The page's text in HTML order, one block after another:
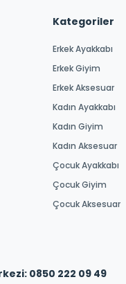
Kategoriler
Erkek Ayakkabı
Erkek Giyim
Erkek Aksesuar
Kadın Ayakkabı
Kadın Giyim
Kadın Aksesuar
Çocuk Ayakkabı
Çocuk Giyim
Çocuk Aksesuar
0850 222 09 49